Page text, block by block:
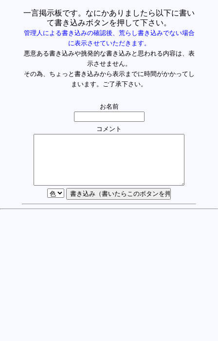
一言掲示板です。なにかありましたら以下に書い
て書き込みボタンを押して下さい。
管理人による書き込みの確認後、荒らし書き込みでない場合
に表示させていただきます。
悪意ある書き込みや挑発的な書き込みと思われる内容は、表
示させません。
その為、ちょっと書き込みから表示までに時間がかかってし
まいます。ご了承下さい。
お名前
コメント